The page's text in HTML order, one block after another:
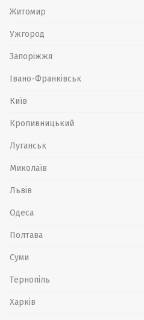
Житомир
Ужгород
Запоріжжя
Івано-Франківськ
Київ
Кропивницький
Луганськ
Миколаїв
Львів
Одеса
Полтава
Суми
Тернопіль
Харків